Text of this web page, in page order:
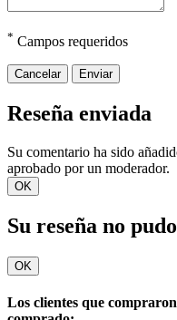
* Campos requeridos
Cancelar Enviar
Reseña enviada
Su comentario ha sido
aprobado por un moderador.
OK
Su reseña no
OK
Los clientes que